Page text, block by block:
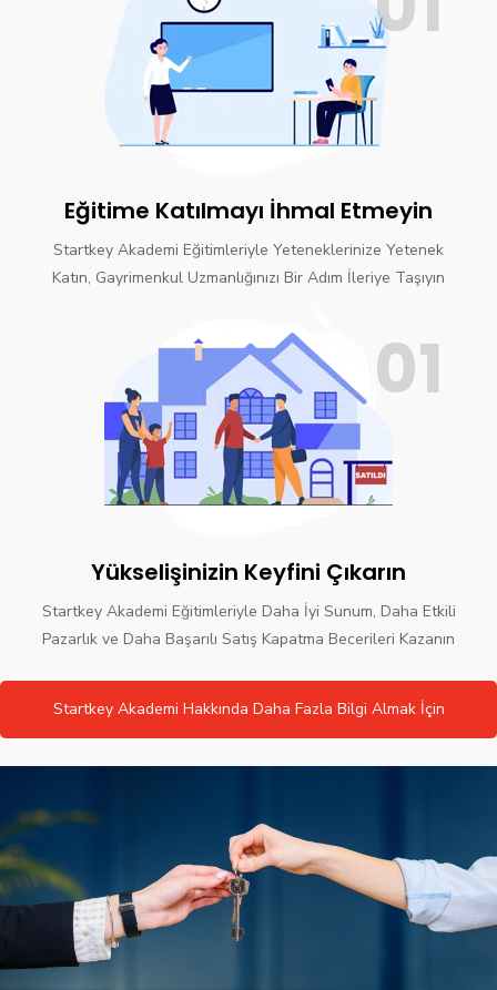
Eğitime Katılmayı İhmal Etmeyin
Startkey Akademi Eğitimleriyle Yeteneklerinize Yetenek
Katın, Gayrimenkul Uzmanlığınızı Bir Adım İleriye Taşıyın
01
Yükselişinizin Keyfini Çıkarın
Startkey Akademi Eğitimleriyle Daha İyi Sunum, Daha Etkili
Pazarlık ve Daha Başarılı Satış Kapatma Becerileri Kazanın
Startkey Akademi Hakkında Daha Fazla Bilgi Almak İçin